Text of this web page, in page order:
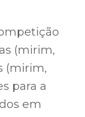
(mirim,
(mirim,
para a
em